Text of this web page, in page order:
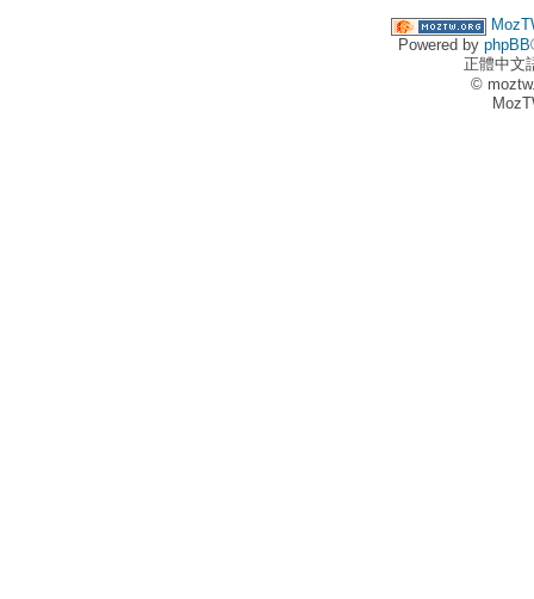
Powered by phpBB
正體中文
©